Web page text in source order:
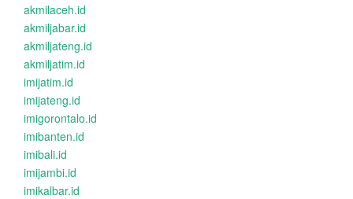
akmilaceh.id
akmiljabar.id
akmiljateng.id
akmiljatim.id
imijatim.id
imijateng.id
imigorontalo.id
imibanten.id
imibali.id
imijambi.id
imikalbar.id